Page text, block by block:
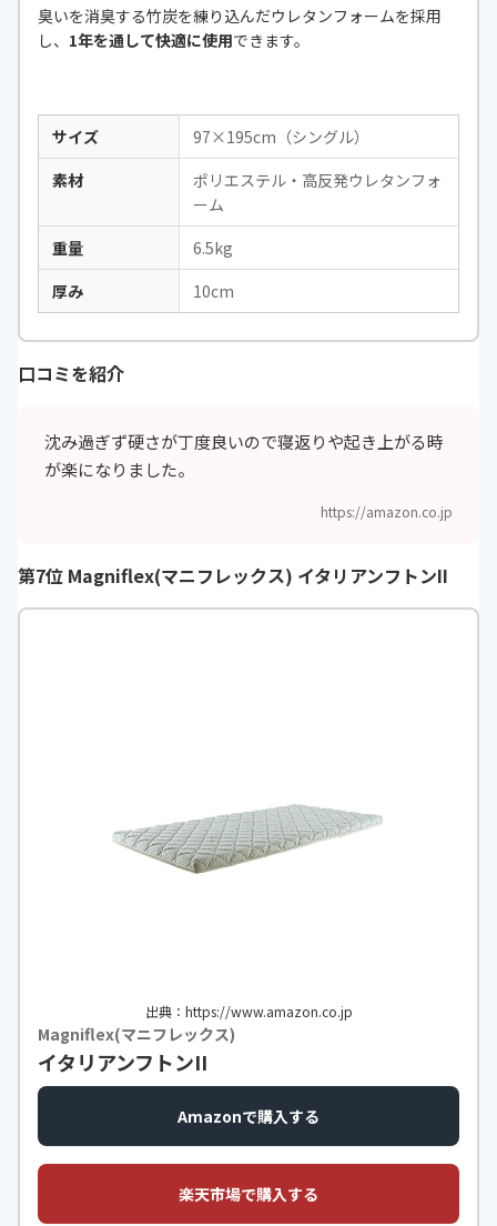
臭いを消臭する竹炭を練り込んだウレタンフォームを採用
し、 1年を通して快適に使用できます。
サイズ
97×195cm（シングル）
素材
ポリエステル・高反発ウレタンフォ
ーム
重量
6.5kg
厚み
10cm
口コミを紹介
沈み過ぎず硬さが丁度良いので寝返りや起き上がる時
が楽になりました。
https://amazon.co.jp
第7位 Magniflex(マニフレックス) イタリアンフトンII
出典：https://www.amazon.co.jp
Magniflex(マニフレックス)
イタリアンフトンII
Amazonで購入する
楽天市場で購入する